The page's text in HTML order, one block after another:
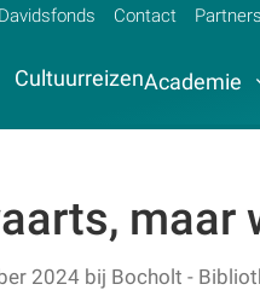
Contact Partners
CultuurreizenAcademie
2024 bij Bocholt -